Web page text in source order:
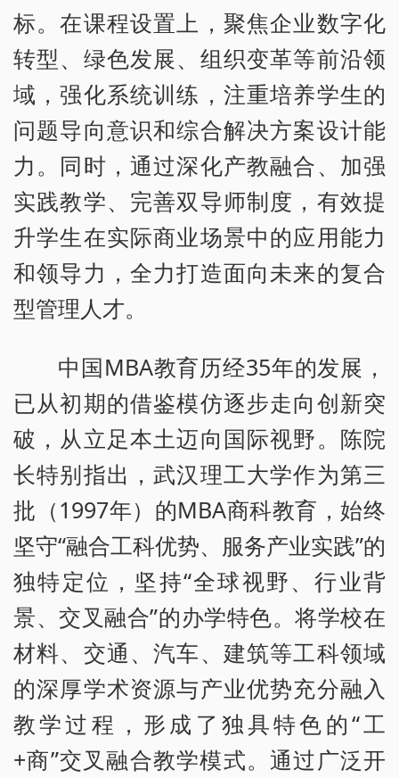
标。在课程设置上，聚焦企业数字化
转型、绿色发展、组织变革等前沿领
域，强化系统训练，注重培养学生的
问题导向意识和综合解决方案设计能
力。同时，通过深化产教融合、加强
实践教学、完善双导师制度，有效提
升学生在实际商业场景中的应用能力
和领导力，全力打造面向未来的复合
型管理人才。
中国MBA教育历经35年的发展，
已从初期的借鉴模仿逐步走向创新突
破，从立足本土迈向国际视野。陈院
长特别指出，武汉理工大学作为第三
批（1997年）的MBA商科教育，始终
坚守“融合工科优势、服务产业实践”的
独特定位，坚持“全球视野、行业背
景、交叉融合”的办学特色。将学校在
材料、交通、汽车、建筑等工科领域
的深厚学术资源与产业优势充分融入
教学过程，形成了独具特色的“工
+商”交叉融合教学模式。通过广泛开